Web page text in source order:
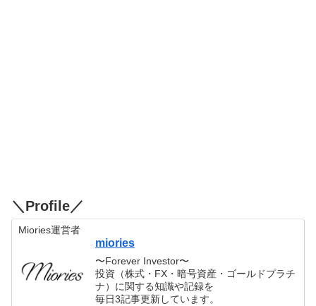
＼Profile／
Miories運営者
miories
〜Forever Investor〜
投資（株式・FX・暗号資産・ゴールドプラチ
ナ）に関する知識や記録を
毎日3記事更新しています。